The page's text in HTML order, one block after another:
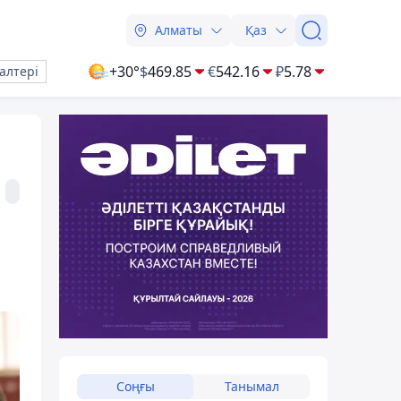
Алматы Қаз
+30°$469.85 €542.16 ₽5.78
Соңғы Танымал